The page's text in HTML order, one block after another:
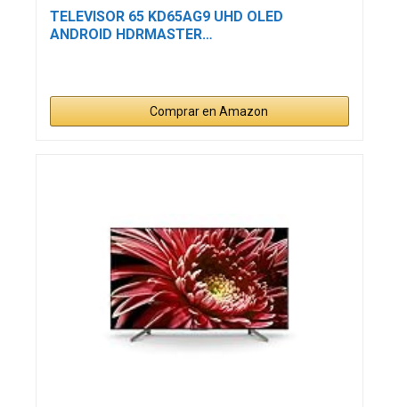
TELEVISOR 65 KD65AG9 UHD OLED
ANDROID HDRMASTER…
Comprar en Amazon